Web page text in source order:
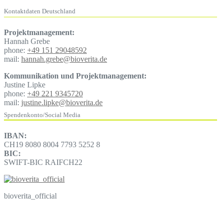
Kontaktdaten Deutschland
Projektmanagement:
Hannah Grebe
phone: +49 151 29048592
mail: hannah.grebe@bioverita.de
Kommunikation und Projektmanagement:
Justine Lipke
phone: +49 221 9345720
mail: justine.lipke@bioverita.de
Spendenkonto/Social Media
IBAN:
CH19 8080 8004 7793 5252 8
BIC:
SWIFT-BIC RAIFCH22
bioverita_official